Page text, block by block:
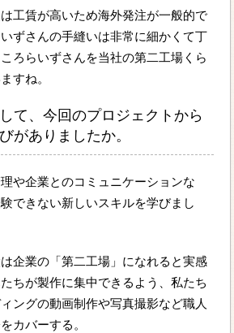
工賃が高いため海外発注が一般的で
ずさんの手縫いは非常に細かくて丁
ろらいずさんを当社の第二工場くら
すね。
て、今回のプロジェクトから
がありましたか。
や企業とのコミュニケーションな
できない新しいスキルを学びまし
企業の「第二工場」になれると実感
ちが製作に集中できるよう、私たち
ングの動画制作や写真撮影など職人
カバーする。